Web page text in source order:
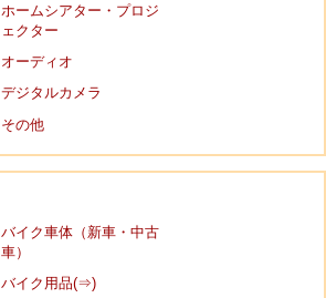
ホームシアター・プロジ
ェクター
オーディオ
デジタルカメラ
その他
バイク車体（新車・中古
車）
バイク用品(⇒)